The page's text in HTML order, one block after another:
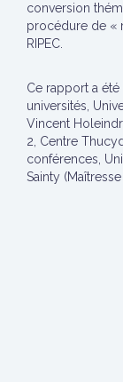
conversion
procédure de «
RIPEC.
Ce rapport a
universités,
Vincent
2, Centre
conférences,
Sainty